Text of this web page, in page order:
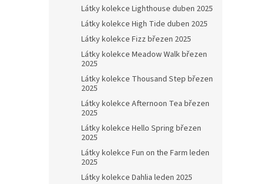
Látky kolekce Lighthouse duben 2025
Látky kolekce High Tide duben 2025
Látky kolekce Fizz březen 2025
Látky kolekce Meadow Walk březen
2025
Látky kolekce Thousand Step březen
2025
Látky kolekce Afternoon Tea březen
2025
Látky kolekce Hello Spring březen
2025
Látky kolekce Fun on the Farm leden
2025
Látky kolekce Dahlia leden 2025